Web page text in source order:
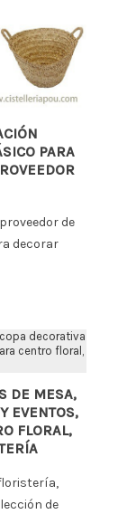
PARA
de
decorar
DE MESA,
EVENTOS,
FLORAL,
de